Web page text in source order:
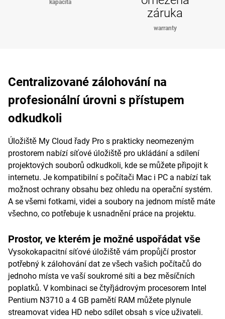
kapacita
záruka
warranty
Centralizované zálohování na
profesionální úrovni s přístupem
odkudkoli
Úložiště My Cloud řady Pro s prakticky neomezeným
prostorem nabízí síťové úložiště pro ukládání a sdílení
projektových souborů odkudkoli, kde se můžete připojit k
internetu. Je kompatibilní s počítači Mac i PC a nabízí tak
možnost ochrany obsahu bez ohledu na operační systém.
A se všemi fotkami, videi a soubory na jednom místě máte
všechno, co potřebuje k usnadnění práce na projektu.
Prostor, ve kterém je možné uspořádat vše
Vysokokapacitní síťové úložiště vám propůjčí prostor
potřebný k zálohování dat ze všech vašich počítačů do
jednoho místa ve vaší soukromé síti a bez měsíčních
poplatků. V kombinaci se čtyřjádrovým procesorem Intel
Pentium N3710 a 4 GB pamětí RAM můžete plynule
streamovat videa HD nebo sdílet obsah s více uživateli.